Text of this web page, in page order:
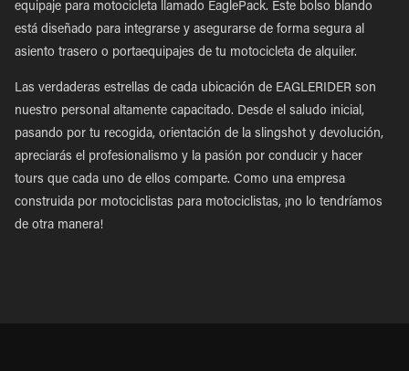
equipaje para motocicleta llamado EaglePack. Este bolso blando
está diseñado para integrarse y asegurarse de forma segura al
asiento trasero o portaequipajes de tu motocicleta de alquiler.
Las verdaderas estrellas de cada ubicación de EAGLERIDER son
nuestro personal altamente capacitado. Desde el saludo inicial,
pasando por tu recogida, orientación de la slingshot y devolución,
apreciarás el profesionalismo y la pasión por conducir y hacer
tours que cada uno de ellos comparte. Como una empresa
construida por motociclistas para motociclistas, ¡no lo tendríamos
de otra manera!